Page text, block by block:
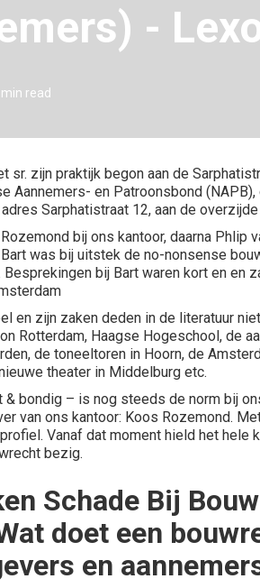
-
read
sr. zijn praktijk begon aan de
Aannemers- en Patroonsbond
Sarphatistraat 12, aan de
bij ons kantoor, daarna Phlip
was bij uitstek de no-nonsense
Besprekingen bij Bart waren kort en en
en zijn zaken deden in de literatuur
Rotterdam, Haagse Hogeschool, de
de toneeltoren in Hoorn, de
theater in Middelburg etc.
bondig – is nog steeds de norm bij
van ons kantoor: Koos Rozemond.
Vanaf dat moment hield het hele
bezig.
Schade Bij
doet een
en